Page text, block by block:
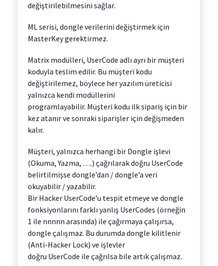
değiştirilebilmesini sağlar.
ML serisi, dongle verilerini değiştirmek için
MasterKey gerektirmez.
Matrix modülleri, UserCode adlı ayrı bir müşteri
koduyla teslim edilir. Bu müşteri kodu
değiştirilemez, böylece her yazılım üreticisi
yalnızca kendi modüllerini
programlayabilir. Müşteri kodu ilk sipariş için bir
kez atanır ve sonraki siparişler için değişmeden
kalır.
Müşteri, yalnızca herhangi bir Dongle işlevi
(Okuma, Yazma, ….) çağrılarak doğru UserCode
belirtilmişse dongle’dan / dongle’a veri
okuyabilir / yazabilir.
Bir Hacker UserCode’u tespit etmeye ve dongle
fonksiyonlarını farklı yanlış UserCodes (örneğin
1 ile nnnnn arasında) ile çağırmaya çalışırsa,
dongle çalışmaz. Bu durumda dongle kilitlenir
(Anti-Hacker Lock) ve işlevler
doğru UserCode ile çağrılsa bile artık çalışmaz.